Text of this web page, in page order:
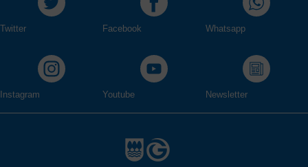
Twitter Facebook Whatsapp
Instagram Youtube Newsletter